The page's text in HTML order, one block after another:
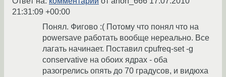
21:31:09 +00:00
Понял. Фигово :( Потому что понял что на
powersave работать вообще нереально. Все
лагать начинает. Поставил cpufreq-set -g
conservative на обоих ядрах - оба
разогрелись опять до 70 градусов, и видюха